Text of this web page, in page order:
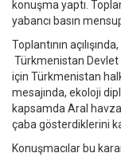
konuşma yaptı.
yabancı basın
Toplantının
Türkmenistan Devlet
için Türkmenistan
mesajında, ekoloji
kapsamda Aral
çaba gösterdiklerini
Konuşmacılar bu